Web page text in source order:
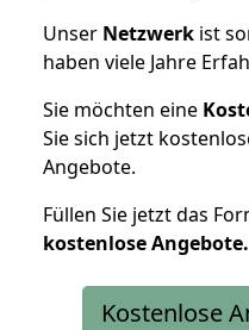
Unser Netzwerk ist
haben viele Jahre
Sie möchten eine
Sie sich jetzt
Angebote.
Füllen Sie jetzt das
kostenloseAngebote.
Kostenlose